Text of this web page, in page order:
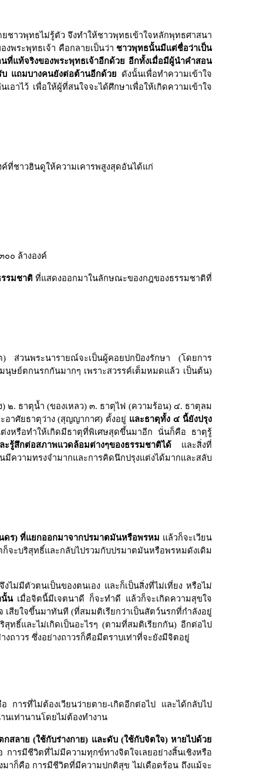
าวพุทธไม่รู้ตัว จึงทำให้ชาวพุทธเข้าใจหลักพุทธศาสนา
พระพุทธเจ้า คือกลายเป็นว่า ชาวพุทธนั้นมีแต่ชื่อว่าเป็น
แท้จริงของพระพุทธเจ้าอีกด้วย อีกทั้งเมื่อมีผู้นำคำสอน
แถมบางคนยังต่อต้านอีกด้วย ดังนั้นเพื่อทำความเข้าใจ
าไว้ เพื่อให้ผู้ที่สนใจจะได้ศึกษาเพื่อให้เกิดความเข้าใจ
ค์ที่ชาวฮินดูให้ความเคารพสูงสุดอันได้แก่
๐๐ ล้างองค์
รรมชาติที่แสดงออกมาในลักษณะของกฎของธรรมชาติที่
ส่วนพระนารายณ์จะเป็นผู้คอยปกป้องรักษา (โดยการ
นุษย์ตกนรกกันมากๆ เพราะสวรรค์เต็มหมดแล้ว เป็นต้น)
๒. ธาตุน้ำ (ของเหลว) ๓. ธาตุไฟ (ความร้อน) ๔. ธาตุลม
อาศัยธาตุว่าง (สุญญากาศ) ตั้งอยู่ และธาตุทั้ง ๔ นี้ยังปรุง
งหรือทำให้เกิดมีธาตุที่พิเศษสุดขึ้นมาอีก นั่นก็คือ ธาตุรู้
รู้สึกต่อสภาพแวดล้อมต่างๆของธรรมชาติได้ และสิ่งที่
ความทรงจำมากและการคิดนึกปรุงแต่งได้มากและสลับ
ร) ที่แยกออกมาจากปรมาตมันหรือพรหม แล้วก็จะเวียน
จะบริสุทธิ์และกลับไปรวมกับปรมาตมันหรือพรหมดังเดิม
ไม่มีตัวตนเป็นของตนเอง และก็เป็นสิ่งที่ไม่เที่ยง หรือไม่
นั้น เมื่อจิตนี้มีเจตนาดี ก็จะทำดี แล้วก็จะเกิดความสุขใจ
สียใจขึ้นมาทันที (ที่สมมติเรียกว่าเป็นสัตว์นรกที่กำลังอยู่
ธิ์และไม่เกิดเป็นอะไรๆ (ตามที่สมติเรียกกัน) อีกต่อไป
ถาวร ซึ่งอย่างถาวรก็คือมีตราบเท่าที่จะยังมีจิตอยู่
ารที่ไม่ต้องเวียนว่ายตาย-เกิดอีกต่อไป และได้กลับไป
เท่านานโดยไม่ต้องทำงาน
สลาย (ใช้กับร่างกาย) และดับ (ใช้กับจิตใจ) หายไปด้วย
ารมีชีวิตที่ไม่มีความทุกข์ทางจิตใจเลยอย่างสิ้นเชิงหรือ
าก็คือ การมีชีวิตที่มีความปกติสุข ไม่เดือดร้อน ถึงแม้จะ